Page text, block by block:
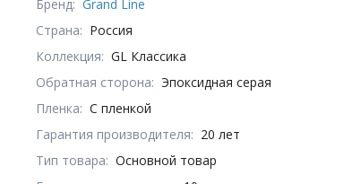
Бренд: Grand Line
Страна: Россия
Коллекция: GL Классика
Обратная сторона: Эпоксидная серая
Пленка: С пленкой
Гарантия производителя: 20 лет
Тип товара: Основной товар